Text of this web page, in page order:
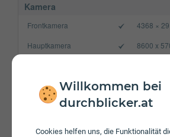
Willkommen bei
durchblicker.at
Cookies helfen uns, die Funktionalität
Kamera
Frontkamera
4368 ×
Hauptkamera
8600 x
5.3
NFC